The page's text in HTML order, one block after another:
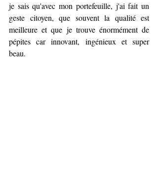
je sais qu'avec mon portefeuille, j'ai fait un
geste citoyen, que souvent la qualité est
meilleure et que je trouve énormément de
pépites car innovant, ingénieux et super
beau.